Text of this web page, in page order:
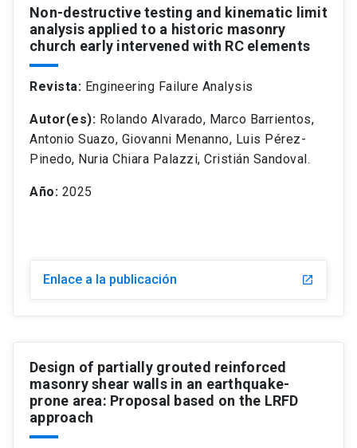
Non-destructive testing and kinematic limit
analysis applied to a historic masonry
church early intervened with RC elements
Revista: Engineering Failure Analysis
Autor(es): Rolando Alvarado, Marco Barrientos,
Antonio Suazo, Giovanni Menanno, Luis Pérez-
Pinedo, Nuria Chiara Palazzi, Cristián Sandoval.
Año: 2025
Enlace a la publicación
Design of partially grouted reinforced
masonry shear walls in an earthquake-
prone area: Proposal based on the LRFD
approach